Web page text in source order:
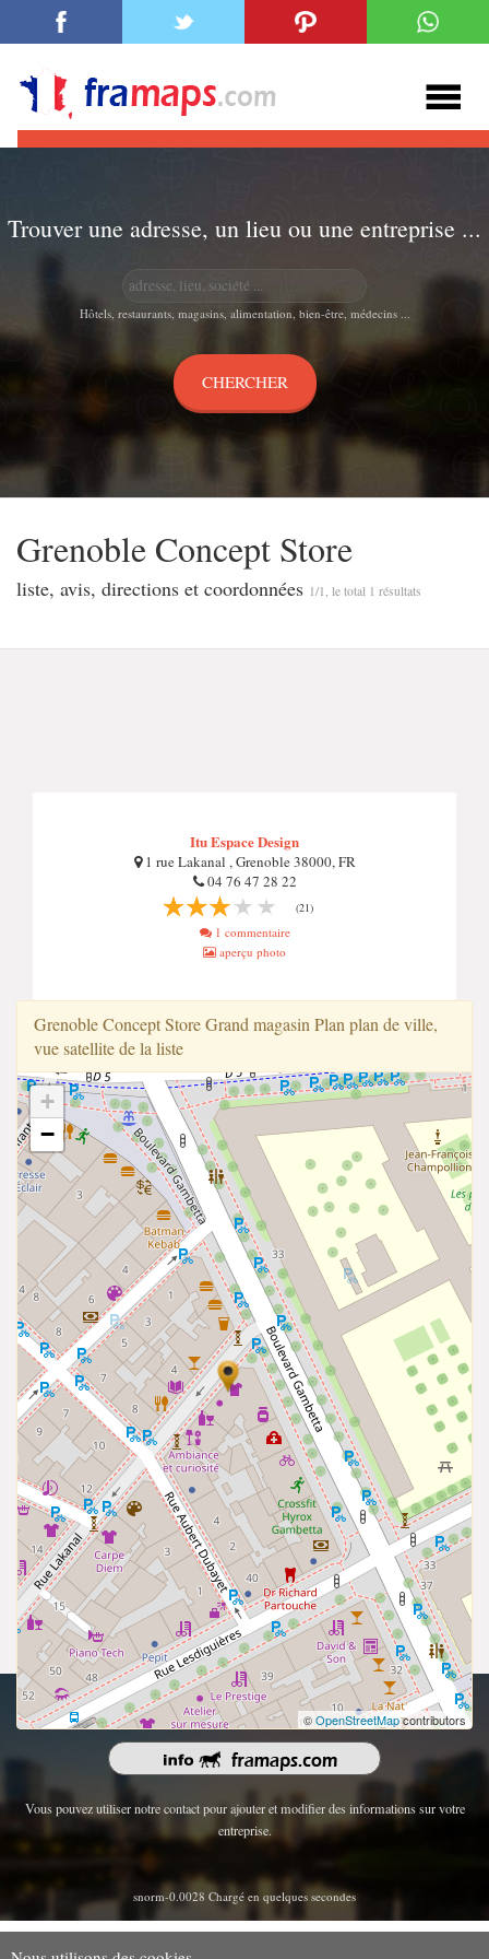
Trouver une adresse, un lieu ou une entreprise ...
Hôtels, restaurants, magasins, alimentation, bien-être, médecins ...
Grenoble Concept Store
liste, avis, directions et coordonnées 1/1, le total 1 résultats
Itu Espace Design
1 rue Lakanal , Grenoble 38000, FR
04 76 47 28 22
(21)
1 commentaire
aperçu photo
Grenoble Concept Store Grand magasin Plan plan de ville,
vue satellite de la liste
+
−
©OpenStreetMapcontributors
droits d'auteur 2026 | Tous les droits sont réservés.
Vous pouvez utiliser notre contact pour ajouter et modifier des informations sur votre
entreprise.
snorm-0.0028 Chargé en quelques secondes